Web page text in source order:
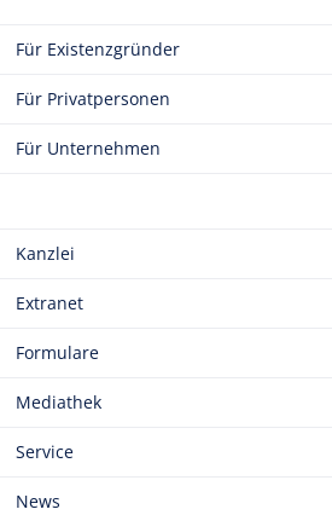
Für Existenzgründer
Für Privatpersonen
Für Unternehmen
Kanzlei
Extranet
Formulare
Mediathek
Service
News